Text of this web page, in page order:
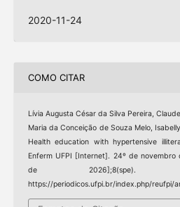
2020-11-24
COMO CITAR
Lívia Augusta César da Silva Pereira,
Maria da Conceição de Souza Melo,
Health education with hypertensive
Enferm UFPI [Internet]. 24º de
de 2026];8(spe).
https://periodicos.ufpi.br/index.php/reufpi/